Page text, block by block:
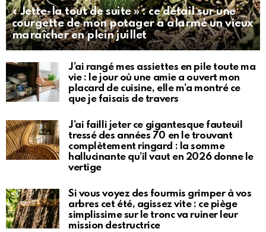
« Jette-la tout de suite » : ce détail sur une
courgette de mon potager a alarmé un vieux
maraîcher en plein juillet
J’ai rangé mes assiettes en pile toute ma
vie : le jour où une amie a ouvert mon
placard de cuisine, elle m’a montré ce
que je faisais de travers
J’ai failli jeter ce gigantesque fauteuil
tressé des années 70 en le trouvant
complètement ringard : la somme
hallucinante qu’il vaut en 2026 donne le
vertige
Si vous voyez des fourmis grimper à vos
arbres cet été, agissez vite : ce piège
simplissime sur le tronc va ruiner leur
mission destructrice